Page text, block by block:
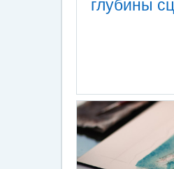
глубины